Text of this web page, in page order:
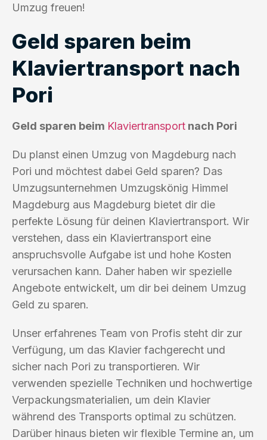
Umzug freuen!
Geld sparen beim
Klaviertransport nach
Pori
Geld sparen beim Klaviertransport nach Pori
Du planst einen Umzug von Magdeburg nach
Pori und möchtest dabei Geld sparen? Das
Umzugsunternehmen Umzugskönig Himmel
Magdeburg aus Magdeburg bietet dir die
perfekte Lösung für deinen Klaviertransport. Wir
verstehen, dass ein Klaviertransport eine
anspruchsvolle Aufgabe ist und hohe Kosten
verursachen kann. Daher haben wir spezielle
Angebote entwickelt, um dir bei deinem Umzug
Geld zu sparen.
Unser erfahrenes Team von Profis steht dir zur
Verfügung, um das Klavier fachgerecht und
sicher nach Pori zu transportieren. Wir
verwenden spezielle Techniken und hochwertige
Verpackungsmaterialien, um dein Klavier
während des Transports optimal zu schützen.
Darüber hinaus bieten wir flexible Termine an, um